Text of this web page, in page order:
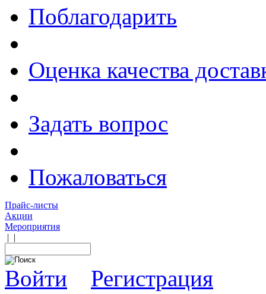
Поблагодарить
Оценка качества
Задать вопрос
Пожаловаться
Прайс-листы
Акции
Мероприятия
| |
Войти
Регистрация